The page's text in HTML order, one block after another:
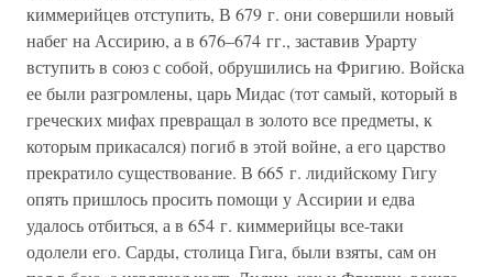
киммерийцев отступить, В 679 г. они совершили новый
набег на Ассирию, а в 676–674 гг., заставив Урарту
вступить в союз с собой, обрушились на Фригию. Войска
ее были разгромлены, царь Мидас (тот самый, который в
греческих мифах превращал в золото все предметы, к
которым прикасался) погиб в этой войне, а его царство
прекратило существование. В 665 г. лидийскому Гигу
опять пришлось просить помощи у Ассирии и едва
удалось отбиться, а в 654 г. киммерийцы все-таки
одолели его. Сарды, столица Гига, были взяты, сам он